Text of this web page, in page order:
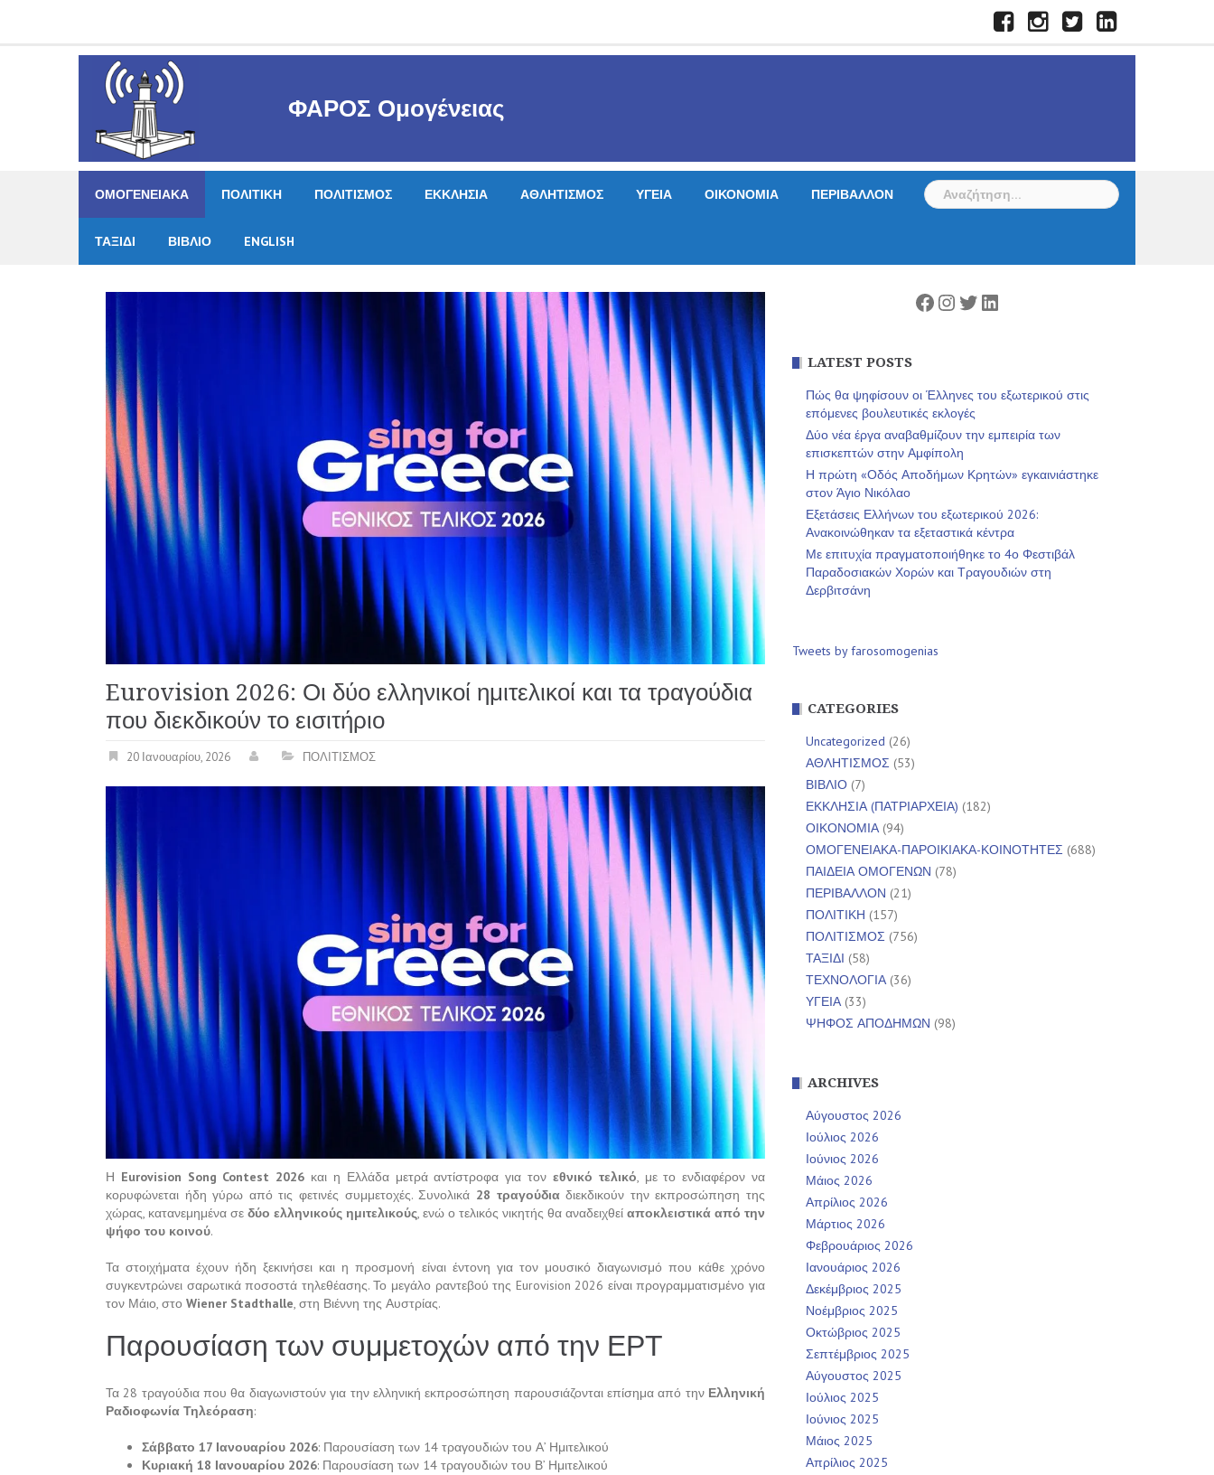
FacebookInstagramTwitterLinkedIn
ΦΑΡΟΣ Ομογένειας
ΟΜΟΓΕΝΕΙΑΚΑ ΠΟΛΙΤΙΚΗ ΠΟΛΙΤΙΣΜΟΣ ΕΚΚΛΗΣΙΑ ΑΘΛΗΤΙΣΜΟΣ ΥΓΕΙΑ ΟΙΚΟΝΟΜΙΑ ΠΕΡΙΒΑΛΛΟΝ
ΤΑΞΙΔΙ ΒΙΒΛΙΟ ENGLISH
Αναζήτηση
για:
Eurovision 2026: Οι δύο ελληνικοί ημιτελικοί και τα τραγούδια
που διεκδικούν το εισιτήριο
20 Ιανουαρίου, 2026 ΠΟΛΙΤΙΣΜΟΣ
Η Eurovision Song Contest 2026 και η Ελλάδα μετρά αντίστροφα για τον εθνικό τελικό, με το ενδιαφέρον να
κορυφώνεται ήδη γύρω από τις φετινές συμμετοχές. Συνολικά 28 τραγούδιαδιεκδικούν την εκπροσώπηση της
χώρας, κατανεμημένα σε δύο ελληνικούς ημιτελικούς, ενώ ο τελικός νικητής θα αναδειχθεί αποκλειστικά από την
ψήφο του κοινού.
Τα στοιχήματα έχουν ήδη ξεκινήσει και η προσμονή είναι έντονη για τον μουσικό διαγωνισμό που κάθε χρόνο
συγκεντρώνει σαρωτικά ποσοστά τηλεθέασης. Το μεγάλο ραντεβού της Eurovision 2026 είναι προγραμματισμένο για
τον Μάιο, στο Wiener Stadthalle, στη Βιέννη της Αυστρίας.
Παρουσίαση των συμμετοχών από την ΕΡΤ
Τα 28 τραγούδια που θα διαγωνιστούν για την ελληνική εκπροσώπηση παρουσιάζονται επίσημα από την Ελληνική
Ραδιοφωνία Τηλεόραση:
Σάββατο 17 Ιανουαρίου 2026: Παρουσίαση των 14 τραγουδιών του Α’ Ημιτελικού
Κυριακή 18 Ιανουαρίου 2026: Παρουσίαση των 14 τραγουδιών του Β’ Ημιτελικού
Facebook
Instagram
Twitter
Linkedin
LATEST POSTS
Πώς θα ψηφίσουν οι Έλληνες του εξωτερικού στις
επόμενες βουλευτικές εκλογές
Δύο νέα έργα αναβαθμίζουν την εμπειρία των
επισκεπτών στην Αμφίπολη
Η πρώτη «Οδός Αποδήμων Κρητών» εγκαινιάστηκε
στον Άγιο Νικόλαο
Εξετάσεις Ελλήνων του εξωτερικού 2026:
Ανακοινώθηκαν τα εξεταστικά κέντρα
Με επιτυχία πραγματοποιήθηκε το 4ο Φεστιβάλ
Παραδοσιακών Χορών και Τραγουδιών στη
Δερβιτσάνη
Tweets by farosomogenias
CATEGORIES
Uncategorized (26)
ΑΘΛΗΤΙΣΜΟΣ (53)
ΒΙΒΛΙΟ (7)
ΕΚΚΛΗΣΙΑ (ΠΑΤΡΙΑΡΧΕΙΑ) (182)
ΟΙΚΟΝΟΜΙΑ(94)
ΟΜΟΓΕΝΕΙΑΚΑ-ΠΑΡΟΙΚΙΑΚΑ-ΚΟΙΝΟΤΗΤΕΣ (688)
ΠΑΙΔΕΙΑ ΟΜΟΓΕΝΩΝ (78)
ΠΕΡΙΒΑΛΛΟΝ (21)
ΠΟΛΙΤΙΚΗ (157)
ΠΟΛΙΤΙΣΜΟΣ (756)
ΤΑΞΙΔΙ (58)
ΤΕΧΝΟΛΟΓΙΑ(36)
ΥΓΕΙΑ(33)
ΨΗΦΟΣ ΑΠΟΔΗΜΩΝ (98)
ARCHIVES
Αύγουστος 2026
Ιούλιος 2026
Ιούνιος 2026
Μάιος 2026
Απρίλιος 2026
Μάρτιος 2026
Φεβρουάριος 2026
Ιανουάριος 2026
Δεκέμβριος 2025
Νοέμβριος 2025
Οκτώβριος 2025
Σεπτέμβριος 2025
Αύγουστος 2025
Ιούλιος 2025
Ιούνιος 2025
Μάιος 2025
Απρίλιος 2025